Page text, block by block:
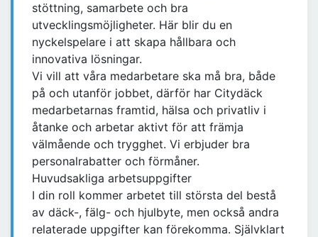
stöttning, samarbete och bra
utvecklingsmöjligheter. Här blir du en
nyckelspelare i att skapa hållbara och
innovativa lösningar.
Vi vill att våra medarbetare ska må bra, både
på och utanför jobbet, därför har Citydäck
medarbetarnas framtid, hälsa och privatliv i
åtanke och arbetar aktivt för att främja
välmående och trygghet. Vi erbjuder bra
personalrabatter och förmåner.
Huvudsakliga arbetsuppgifter
I din roll kommer arbetet till största del bestå
av däck-, fälg- och hjulbyte, men också andra
relaterade uppgifter kan förekomma. Självklart